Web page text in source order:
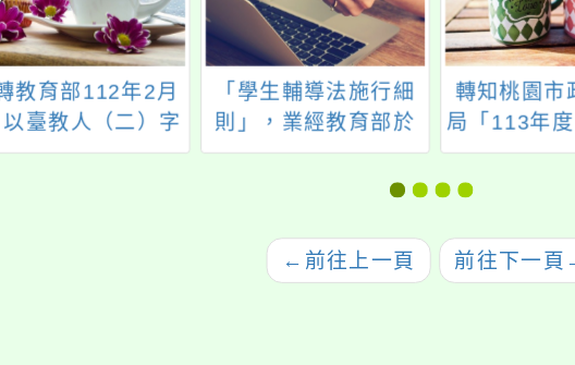
教育部112年2月
臺教人（二）字
號令
「學生輔導法施行細
則」，業經教育部於
中華民國114年6月17
日以臺教學（一）字
修正發布，茲檢送發
布令影本及修正條文
轉知桃園市
局「113年
險暨自殺者
服務計畫」
← 前往上一頁 前往下一頁